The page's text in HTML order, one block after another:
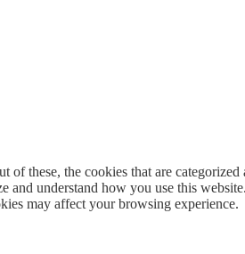
these, the cookies that are categorized
understand how you use this
may affect your browsing experience.